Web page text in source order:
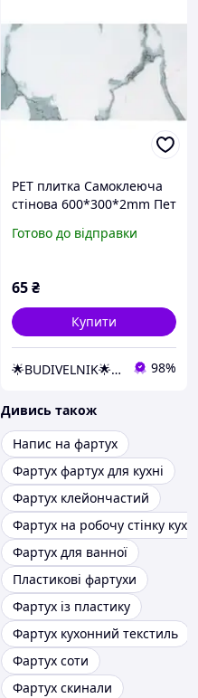
PET плитка Самоклеюча
стінова 600*300*2mm Пет
панель фартух кухня
Готово до відправки
65₴
Купити
🌟BUDIVELNIK🌟SHOP 98%
Дивись також
Напис на фартух
Фартух фартух для кухні
Фартух клейончастий
Фартух на робочу стінку кухні
Фартух для ванної
Пластикові фартухи
Фартух із пластику
Фартух кухонний текстиль
Фартух соти
Фартух скинали